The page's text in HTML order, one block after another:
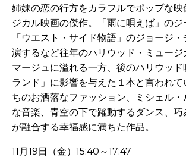
姉妹の恋の行方をカラフルでポップな映
ジカル映画の傑作。「雨に唄えば」のジ
「ウエスト・サイド物語」のジョージ
演するなど往年のハリウッド・ミュージ
マージュに溢れる一方、後のハリウッド
ランド」に影響を与えた１本と言われて
ちのお洒落なファッション、ミシェル
な音楽、青空の下で躍動するダンス、
が融合する幸福感に満ちた作品。
11月19日（金）15:40～17:47